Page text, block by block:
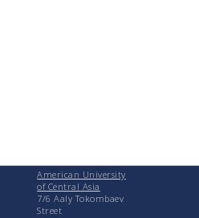
American University
of Central Asia
7/6 Aaly Tokombaev
Street